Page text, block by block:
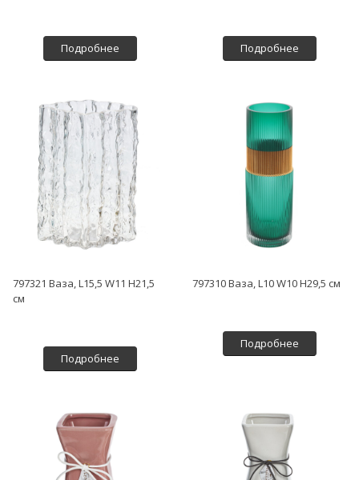
Подробнее Подробнее
797321 Ваза, L15,5 W11 H21,5
см
Подробнее
797310 Ваза, L10 W10 H29,5 см
Подробнее